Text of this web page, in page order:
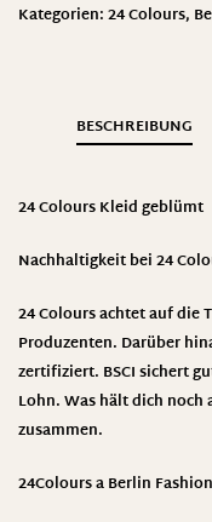
Kategorien:24 Colours,
BESCHREIBUNG
24 Colours Kleid geblümt
Nachhaltigkeit bei 24
24 Colours achtet auf die
Produzenten. Darüber
zertifiziert. BSCI sichert
Lohn. Was hält dich
zusammen.
24Colours a Berlin